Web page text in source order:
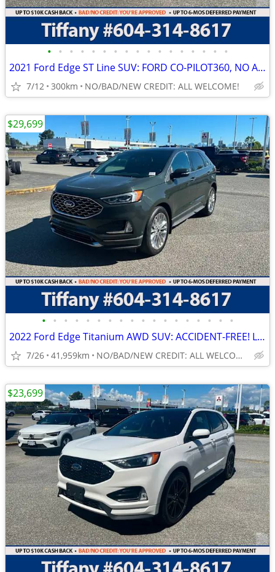
• • • • • • • • • • • • • • • • •
2021 Ford Edge ST Line SUV: FORD CO-PILOT360, NO ACCIDENTS
7/12 300km NO/BAD/NEW CREDIT: ALL WELCOME!
• • • • • • • • • • • • • • • • • •
2022 Ford Edge Titanium AWD SUV: ACCIDENT-FREE! LOW KMS!
7/26 41,959km NO/BAD/NEW CREDIT: ALL WELCOME!
$29,699
$23,699